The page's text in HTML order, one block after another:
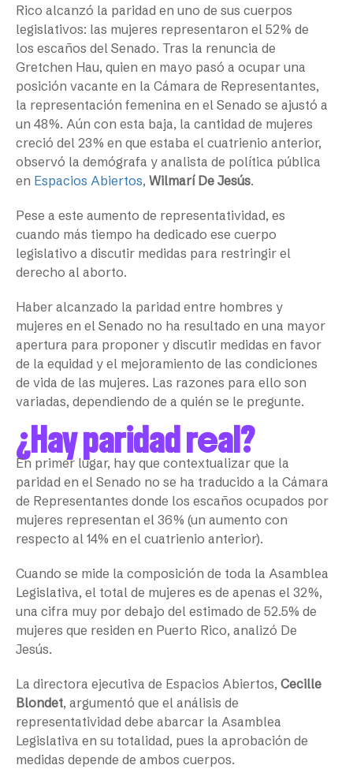
Rico alcanzó la paridad en uno de sus cuerpos
legislativos: las mujeres representaron el 52% de
los escaños del Senado. Tras la renuncia de
Gretchen Hau, quien en mayo pasó a ocupar una
posición vacante en la Cámara de Representantes,
la representación femenina en el Senado se ajustó a
un 48%. Aún con esta baja, la cantidad de mujeres
creció del 23% en que estaba el cuatrienio anterior,
observó la demógrafa y analista de política pública
en Espacios Abiertos, Wilmarí De Jesús.
Pese a este aumento de representatividad, es
cuando más tiempo ha dedicado ese cuerpo
legislativo a discutir medidas para restringir el
derecho al aborto.
Haber alcanzado la paridad entre hombres y
mujeres en el Senado no ha resultado en una mayor
apertura para proponer y discutir medidas en favor
de la equidad y el mejoramiento de las condiciones
de vida de las mujeres. Las razones para ello son
variadas, dependiendo de a quién se le pregunte.
¿Hay paridad real?
En primer lugar, hay que contextualizar que la
paridad en el Senado no se ha traducido a la Cámara
de Representantes donde los escaños ocupados por
mujeres representan el 36% (un aumento con
respecto al 14% en el cuatrienio anterior).
Cuando se mide la composición de toda la Asamblea
Legislativa, el total de mujeres es de apenas el 32%,
una cifra muy por debajo del estimado de 52.5% de
mujeres que residen en Puerto Rico, analizó De
Jesús.
La directora ejecutiva de Espacios Abiertos, Cecille
Blondet, argumentó que el análisis de
representatividad debe abarcar la Asamblea
Legislativa en su totalidad, pues la aprobación de
medidas depende de ambos cuerpos.